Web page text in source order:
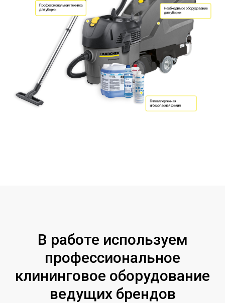
В работе используем
профессиональное
клининговое оборудование
ведущих брендов